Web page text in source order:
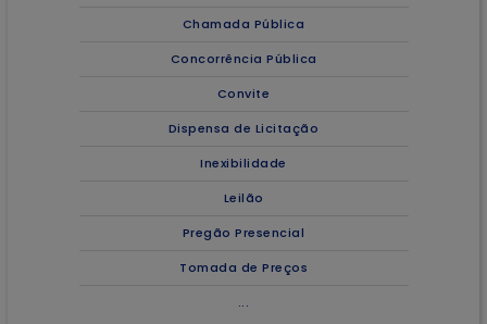
Chamada Pública
Concorrência Pública
Convite
Dispensa de Licitação
Inexibilidade
Leilão
Pregão Presencial
Tomada de Preços
...